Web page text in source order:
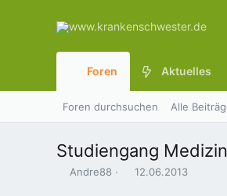
Foren Aktuelles
Foren durchsuchen Alle
Studiengang
E
Andre88
E
12.06.2013